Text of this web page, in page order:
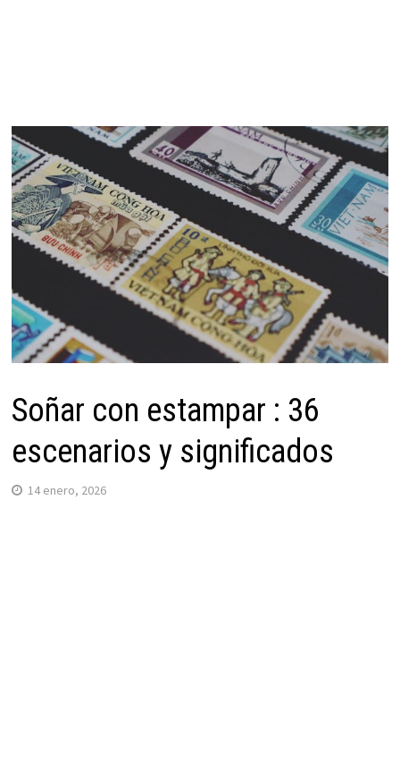
Soñar con estampar : 36
escenarios y significados
14 enero, 2026